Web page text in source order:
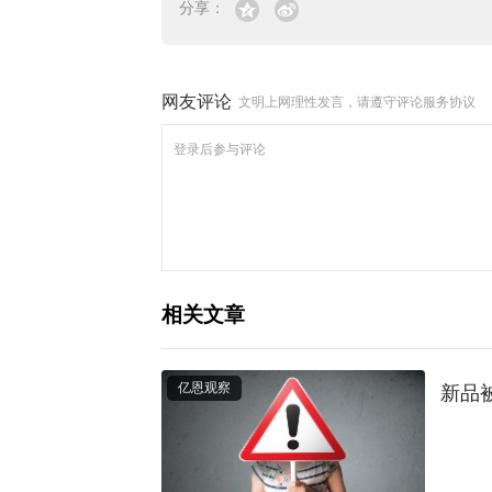
分享：
网友评论 文明上网理性发言，请遵守评论服务协议
相关文章
亿恩观察 新品